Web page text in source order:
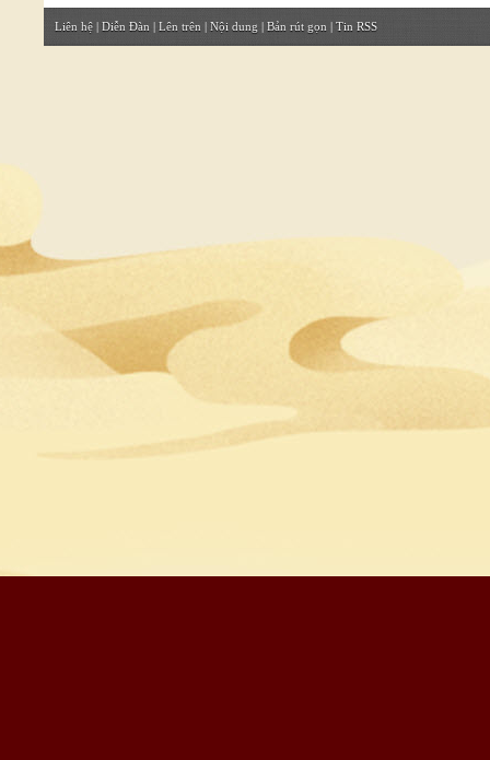
Liên hệ | Diễn Đàn | Lên trên | Nội dung | Bản rút gọn | Tin RSS